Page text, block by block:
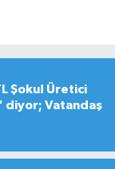
Şoku! Üretici
diyor; Vatandaş